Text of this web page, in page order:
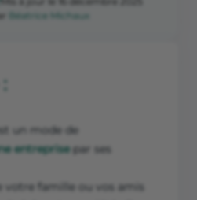
Béatrice Michaux
un mode de
entreprisepar ses
votre famille ou vos amis